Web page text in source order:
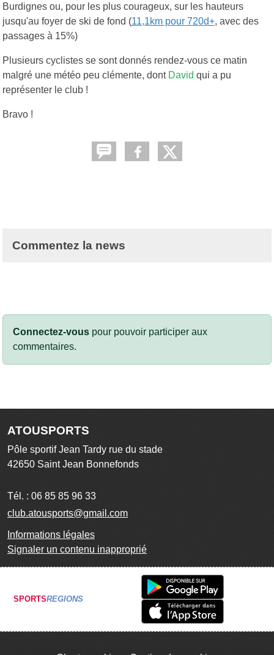
Burdignes ou, pour les plus courageux, sur les hauteurs
jusqu'au foyer de ski de fond (11,1km pour 720d+, avec des
passages à 15%)
Plusieurs cyclistes se sont donnés rendez-vous ce matin
malgré une météo peu clémente, dont David qui a pu
représenter le club !
Bravo !
Commentez la news
Connectez-vous pour pouvoir participer aux
commentaires.
ATOUSPORTS
Pôle sportif Jean Tardy rue du stade
42650 Saint Jean Bonnefonds
Tél. : 06 85 85 96 33
club.atousports@gmail.com
Informations légales
Signaler un contenu inapproprié
SPORTSREGIONS